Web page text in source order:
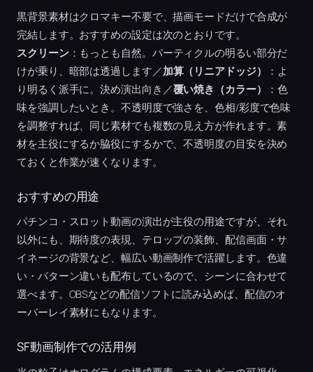
黒背景素材はクロマキー不要で、描画モードだけで合成が
完結します。おすすめの設定は次のとおりです。
スクリーン：もっとも自然。パーティクルの明るい部分だ
けが乗り、暗部は透過します／加算（リニアドッジ）
：よ
り明るく派手に。決め演出向き／覆い焼き（カラー）
：色
味を強調したいとき。不透明度で強さを、色相/彩度で色味
を調整すれば、同じ素材でも複数の見え方が作れます。素
材を主役にするか脇役にするかで、不透明度の目安を決め
ておくと作業が速くなります。
おすすめの用途
パチンコ・スロット動画の演出が主役の用途ですが、それ
以外にも、期待度の表現、テロップの装飾、配信画面・サ
イネージの背景など、幅広い動画制作で活躍します。色違
い・パターン違いも配布しているので、シーンに合わせて
選べます。OBSなどの配信ソフトに読み込めば、配信のオ
ーバーレイ素材にもなります。
SF動画制作での活用例